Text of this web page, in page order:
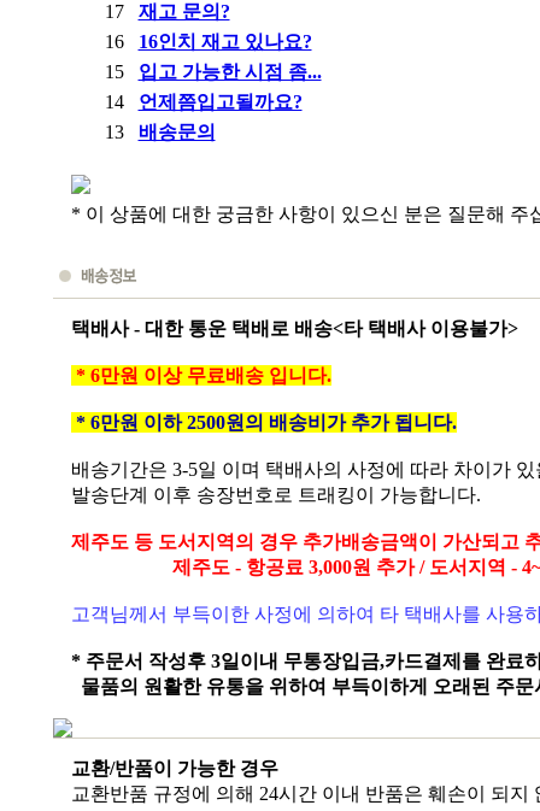
17
재고 문의?
16
16인치 재고 있나요?
15
입고 가능한 시점 좀...
14
언제쯤입고될까요?
13
배송문의
* 이 상품에 대한 궁금한 사항이 있으신 분은 질문해 주
택배사 - 대한 통운 택배로 배송<타 택배사 이용불가>
* 6만원 이상 무료배송 입니다.
* 6만원 이하 2500원의 배송비가 추가 됩니다.
배송기간은 3-5일 이며 택배사의 사정에 따라 차이가
발송단계 이후 송장번호로 트래킹이 가능합니다.
제주도 등 도서지역의 경우 추가배송금액이 가산되고
제주도 - 항공료 3,000원 추가 / 도서지역 -
고객님께서 부득이한 사정에 의하여 타 택배사를 사용
* 주문서 작성후 3일이내 무통장입금,카드결제를 완료
물품의 원활한 유통을 위하여 부득이하게 오래된 주
교환/반품이 가능한 경우
교환반품 규정에 의해 24시간 이내 반품은 훼손이 되